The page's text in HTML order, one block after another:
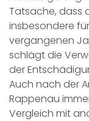
Tatsache, dass
insbesondere
vergangenen
schlägt die
der
Auch nach der
Rappenau
Vergleich mit